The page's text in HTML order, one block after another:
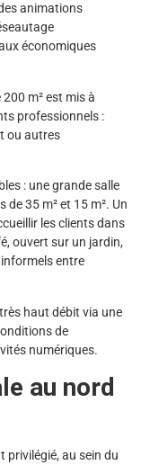
animations
économiques
m² est mis à
professionnels :
ou autres
: une grande salle
de 35 m² et 15 m². Un
les clients dans
ouvert sur un jardin,
entre
haut débit via une
de
numériques.
au nord
privilégié, au sein du